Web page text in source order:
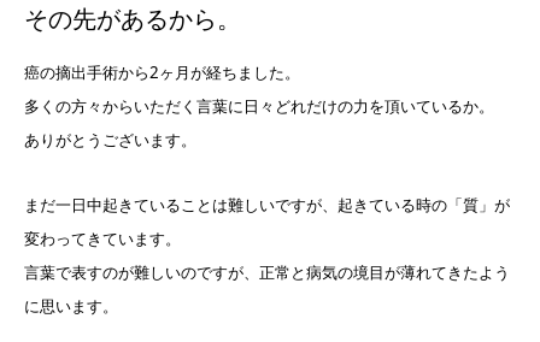
その先があるから。
癌の摘出手術から2ヶ月が経ちました。
多くの方々からいただく言葉に日々どれだけの力を頂いているか。
ありがとうございます。
まだ一日中起きていることは難しいですが、起きている時の「質」が
変わってきています。
言葉で表すのが難しいのですが、正常と病気の境目が薄れてきたよう
に思います。